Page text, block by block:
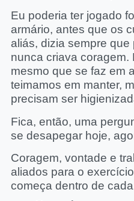
Eu poderia ter jogado
armário, antes que os
aliás, dizia sempre
nunca criava coragem.
mesmo que se faz em
teimamos em manter,
precisam ser
Fica, então, uma
se desapegar hoje,
Coragem, vontade e
aliados para o
começa dentro de